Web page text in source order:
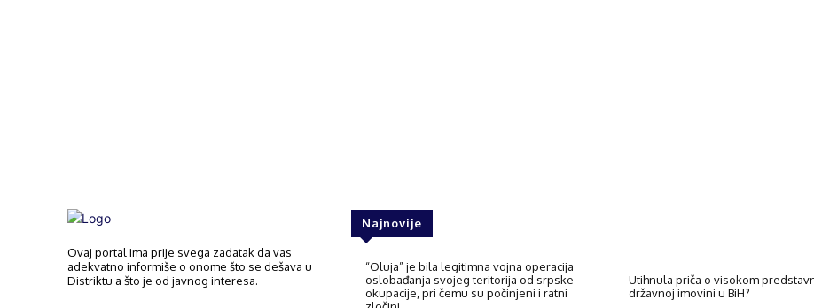
Ovaj portal ima prije svega zadatak da vas
adekvatno informiše o onome što se dešava u
Distriktu a što je od javnog interesa.
Najnovije
“Oluja” je bila legitimna vojna operacija
oslobađanja svojeg teritorija od srpske
okupacije, pri čemu su počinjeni i ratni
Utihnula priča o visokom
državnoj imovini u BiH?